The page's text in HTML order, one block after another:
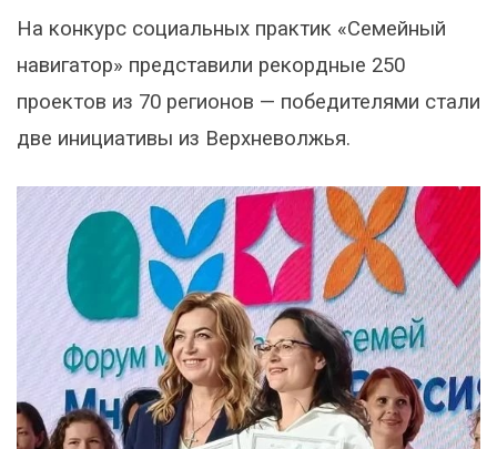
На конкурс социальных практик «Семейный
навигатор» представили рекордные 250
проектов из 70 регионов — победителями стали
две инициативы из Верхневолжья.